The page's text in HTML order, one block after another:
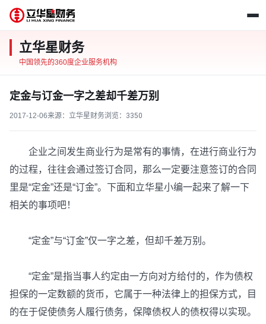
立华星财务
中国领先的360度企业服务机构
定金与订金一字之差却千差万别
2017-12-06来源：立华星财务浏览： 3350
企业之间发生商业行为是常有的事情，在进行商业行为
的过程，往往会通过签订合同，那么一定要注意签订的合同
里是“定金”还是“订金”。下面和立华星小编一起来了解一下
相关的事项吧！
“定金”与“订金”仅一字之差，但却千差万别。
“定金”是指当事人约定由一方向对方给付的，作为债权
担保的一定数额的货币，它属于一种法律上的担保方式，目
的在于促使债务人履行债务，保障债权人的债权得以实现。